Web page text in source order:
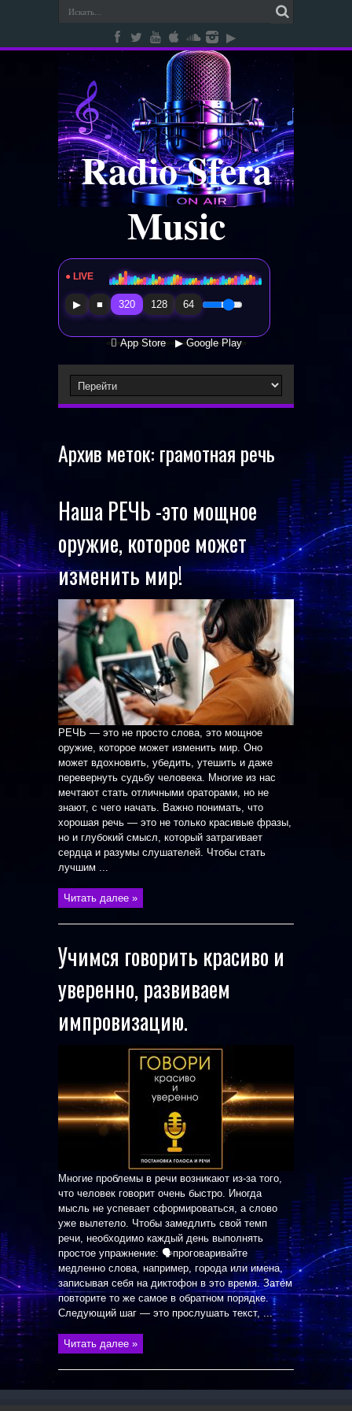
Radio Sfera
Music
● LIVE Radio Sfera Music
▶ ■ 320 128 64
 App Store ▶ Google Play
Архив меток: грамотная речь
Наша РЕЧЬ -это мощное
оружие, которое может
изменить мир!
РЕЧЬ — это не просто слова, это мощное
оружие, которое может изменить мир. Оно
может вдохновить, убедить, утешить и даже
перевернуть судьбу человека. Многие из нас
мечтают стать отличными ораторами, но не
знают, с чего начать. Важно понимать, что
хорошая речь — это не только красивые фразы,
но и глубокий смысл, который затрагивает
сердца и разумы слушателей. Чтобы стать
лучшим ...
Читать далее »
Учимся говорить красиво и
уверенно, развиваем
импровизацию.
Многие проблемы в речи возникают из-за того,
что человек говорит очень быстро. Иногда
мысль не успевает сформироваться, а слово
уже вылетело. Чтобы замедлить свой темп
речи, необходимо каждый день выполнять
простое упражнение: 🗣проговаривайте
медленно слова, например, города или имена,
записывая себя на диктофон в это время. Затем
повторите то же самое в обратном порядке.
Следующий шаг — это прослушать текст, ...
Читать далее »